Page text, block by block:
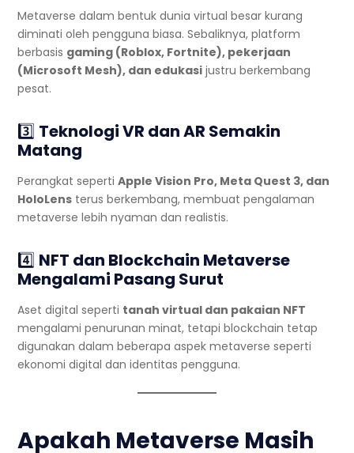
Metaverse dalam bentuk dunia virtual besar kurang
diminati oleh pengguna biasa. Sebaliknya, platform
berbasis gaming (Roblox, Fortnite), pekerjaan
(Microsoft Mesh), dan edukasijustru berkembang
pesat.
3️⃣ Teknologi VR dan AR Semakin
Matang
Perangkat seperti Apple Vision Pro, Meta Quest 3, dan
HoloLensterus berkembang, membuat pengalaman
metaverse lebih nyaman dan realistis.
4️⃣ NFT dan Blockchain Metaverse
Mengalami Pasang Surut
Aset digital seperti tanah virtual dan pakaian NFT
mengalami penurunan minat, tetapi blockchain tetap
digunakan dalam beberapa aspek metaverse seperti
ekonomi digital dan identitas pengguna.
Apakah Metaverse Masih